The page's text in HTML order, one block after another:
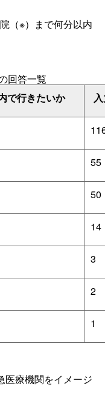
（※）まで何分以内
回答一覧
で行きたいか
55
50
14
3
2
1
医療機関をイメージ